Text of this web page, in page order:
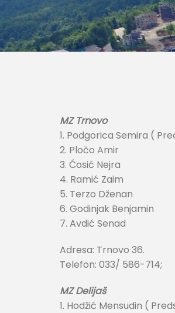
MZ Trnovo
1. Podgorica Semira (
2. Pločo Amir
3. Ćosić Nejra
4. Ramić Zaim
5. Terzo Dženan
6. Godinjak Benjamin
7. Avdić Senad
Adresa: Trnovo 36.
Telefon: 033/ 586-714;
MZ Delijaš
1. Hodžić Mensudin (